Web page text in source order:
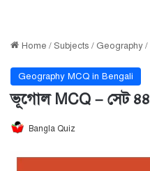
Home / Subjects / Geography/
Geography MCQ in Bengali
ভূগোল MCQ – সেট ৪৪
Bangla Quiz